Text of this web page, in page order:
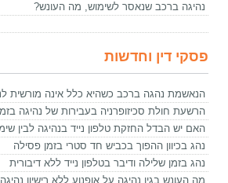
נהיגה ברכב שנאסר לשימוש, מה העונש?
פסקי דין וחדשות
הנאשמת נהגה ברכב כשהיא כלל אינה מורשית
הרשעת חולת סכיזופרניה בעבירות של נהיגה
האם יש הבדל החזקת טלפון נייד בנהיגה לבין
נהג בכיוון ההפוך בכביש חד סטרי בזמן פסילה
נהג בזמן שלילה ודיבר בטלפון נייד ללא דיבורית
מה העונש בגין נהיגה על אופנוע ללא רישיון